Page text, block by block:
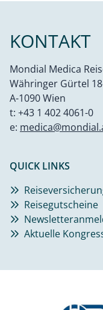
KONTAKT
Mondial Medica
Währinger Gürtel
A-1090 Wien
t: +43 1 402 4061-0
e:
QUICK LINKS
Reisegutscheine
Aktuelle